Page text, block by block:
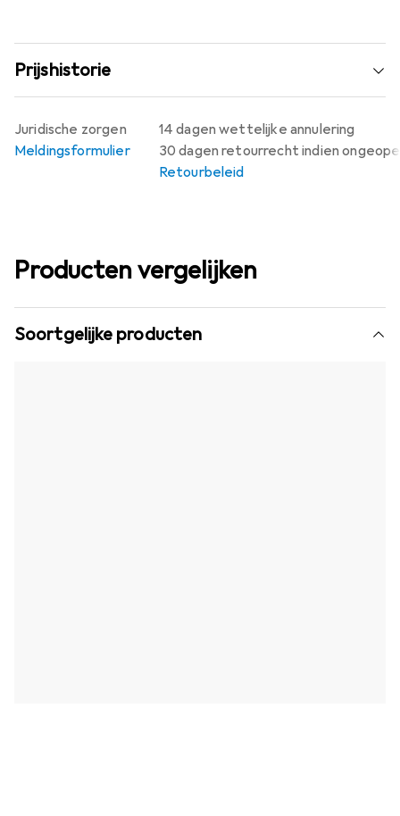
Prijshistorie
14 dagen wettelijke annulering
30 dagen retourrecht indien
Retourbeleid
Juridische zorgen
Meldingsformulier
Producten vergelijken
Soortgelijke producten